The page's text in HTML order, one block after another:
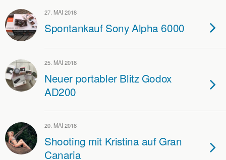
27. MAI 2018
Spontankauf Sony Alpha 6000
25. MAI 2018
Neuer portabler Blitz Godox
AD200
20. MAI 2018
Shooting mit Kristina auf Gran
Canaria